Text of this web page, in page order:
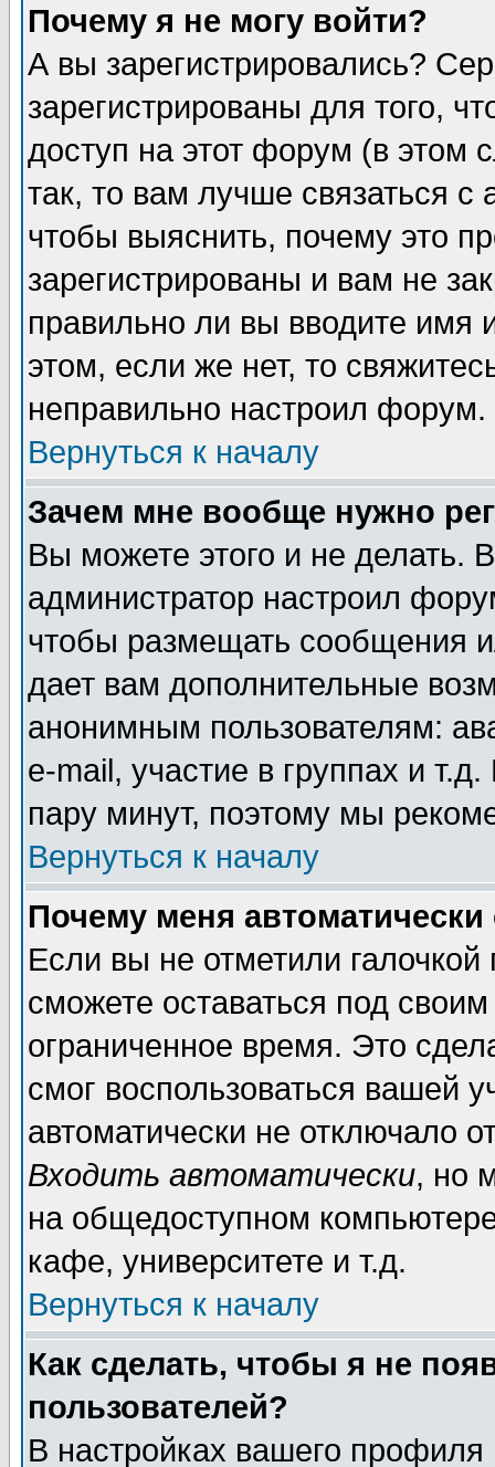
Почему я не могу войти?
А вы зарегистрировались?
зарегистрированы для того,
доступ на этот форум (в этом
так, то вам лучше связаться
чтобы выяснить, почему это
зарегистрированы и вам не
правильно ли вы вводите
этом, если же нет, то
неправильно настроил форум.
Вернуться к началу
Зачем мне вообще нужно
Вы можете этого и не делать.
администратор настроил
чтобы размещать сообщения
дает вам дополнительные
анонимным пользователям:
e-mail, участие в группах и
пару минут, поэтому мы
Вернуться к началу
Почему меня автоматически
Если вы не отметили галочкой
сможете оставаться под
ограниченное время. Это
смог воспользоваться вашей
автоматически не отключало
Входить автоматически, но
на общедоступном
кафе, университете и т.д.
Вернуться к началу
Как сделать, чтобы я не
пользователей?
В настройках вашего